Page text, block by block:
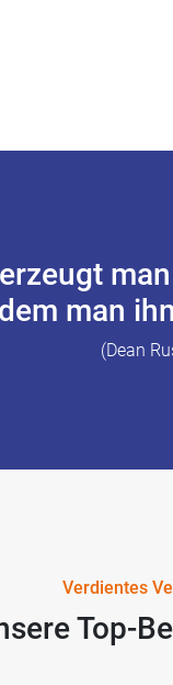
man
(Dean
Verdientes
Top-